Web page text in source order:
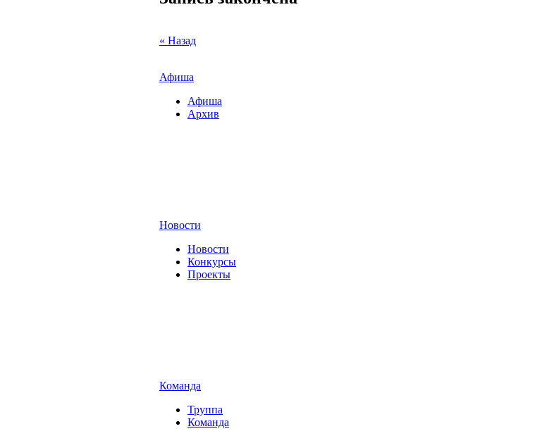
« Назад
Афиша
Афиша
Архив
Новости
Новости
Конкурсы
Проекты
Команда
Труппа
Команда